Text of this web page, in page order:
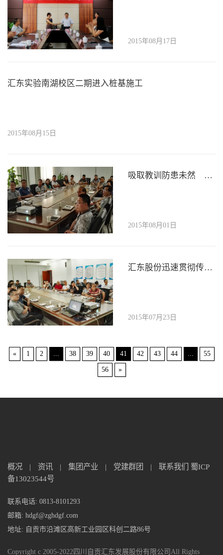
2015年08月17日
汇东实验南湖校区二期进入桩基施工
2015年08月15日
吸取教训防患未然 安全巡检警钟长鸣 汇东股份及时召开相关单位安全生产工作会
2015年08月01日
汇东股份迅速贯彻传达“高新区干部大会”精神
2015年07月23日
« 1 2 ... 38 39 40 41 42 43 44 ... 55
56 »
概况 | 资讯 | 集团产业 | 党建群团 | 联系我们
蜀ICP
备13023544号
联系电话: 0813-8101293
邮箱: hdgf@zghdgf.com
地址: 自贡市沿滩区高新工业园区科创二路86号
Copyright c 2005-2022四川自贡汇东发展股份有限公司All Rights